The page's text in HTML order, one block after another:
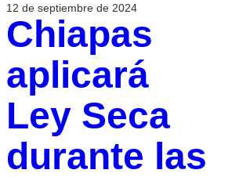
12 de septiembre de 2024
Chiapas
aplicará
Ley Seca
durante las